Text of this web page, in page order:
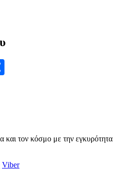
και τον κόσμο με την εγκυρότητα
Viber